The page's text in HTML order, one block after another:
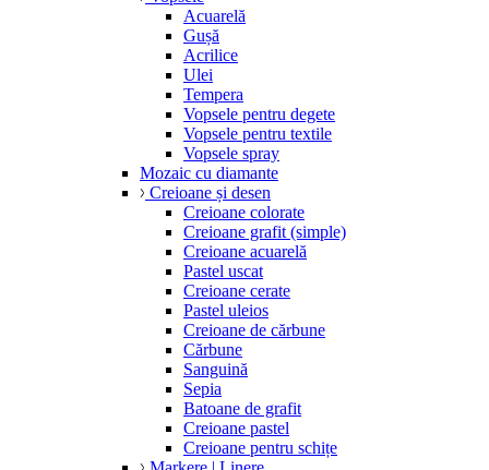
Acuarelă
Gușă
Acrilice
Ulei
Tempera
Vopsele pentru degete
Vopsele pentru textile
Vopsele spray
Mozaic cu diamante
Creioane și desen
Creioane colorate
Creioane grafit (simple)
Creioane acuarelă
Pastel uscat
Creioane cerate
Pastel uleios
Creioane de cărbune
Cărbune
Sanguină
Sepia
Batoane de grafit
Creioane pastel
Creioane pentru schițe